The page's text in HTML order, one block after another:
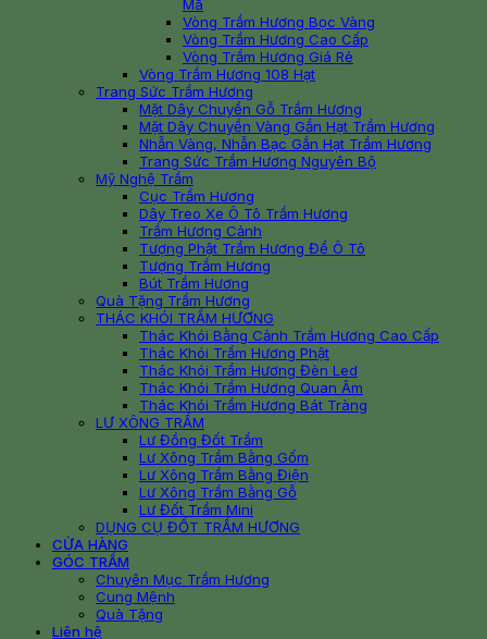
Mã
Vòng Trầm Hương Bọc Vàng
Vòng Trầm Hương Cao Cấp
Vòng Trầm Hương Giá Rẻ
Vòng Trầm Hương 108 Hạt
Trang Sức Trầm Hương
Mặt Dây Chuyền Gỗ Trầm Hương
Mặt Dây Chuyền Vàng Gắn Hạt Trầm Hương
Nhẫn Vàng, Nhẫn Bạc Gắn Hạt Trầm Hương
Trang Sức Trầm Hương Nguyên Bộ
Mỹ Nghệ Trầm
Cục Trầm Hương
Dây Treo Xe Ô Tô Trầm Hương
Trầm Hương Cảnh
Tượng Phật Trầm Hương Để Ô Tô
Tượng Trầm Hương
Bút Trầm Hương
Quà Tặng Trầm Hương
THÁC KHÓI TRẦM HƯƠNG
Thác Khói Bằng Cảnh Trầm Hương Cao Cấp
Thác Khói Trầm Hương Phật
Thác Khói Trầm Hương Đèn Led
Thác Khói Trầm Hương Quan Âm
Thác Khói Trầm Hương Bát Tràng
LƯ XÔNG TRẦM
Lư Đồng Đốt Trầm
Lư Xông Trầm Bằng Gốm
Lư Xông Trầm Bằng Điện
Lư Xông Trầm Bằng Gỗ
Lư Đốt Trầm Mini
DỤNG CỤ ĐỐT TRẦM HƯƠNG
CỬA HÀNG
GÓC TRẦM
Chuyên Mục Trầm Hương
Cung Mệnh
Quà Tặng
Liên hệ